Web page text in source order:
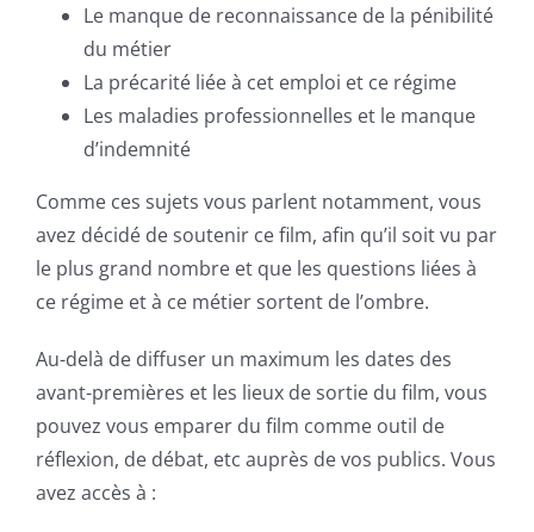
Le manque de reconnaissance de la pénibilité
du métier
La précarité liée à cet emploi et ce régime
Les maladies professionnelles et le manque
d’indemnité
Comme ces sujets vous parlent notamment, vous
avez décidé de soutenir ce film, afin qu’il soit vu par
le plus grand nombre et que les questions liées à
ce régime et à ce métier sortent de l’ombre.
Au-delà de diffuser un maximum les dates des
avant-premières et les lieux de sortie du film, vous
pouvez vous emparer du film comme outil de
réflexion, de débat, etc auprès de vos publics. Vous
avez accès à :